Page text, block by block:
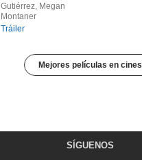
Gutiérrez, Megan
Montaner
Tráiler
Mejores películas en cines
SÍGUENOS